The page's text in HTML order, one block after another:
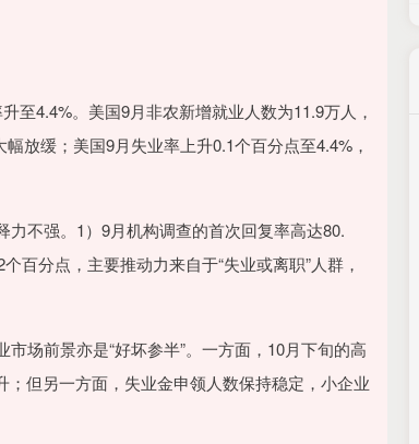
4.4%。美国9月非农新增就业人数为11.9万人，
放缓；美国9月失业率上升0.1个百分点至4.4%，
不强。1）9月机构调查的首次回复率高达80.
百分点，主要推动力来自于“失业或离职”人群，
场前景亦是“好坏参半”。一方面，10月下旬的高
但另一方面，失业金申领人数保持稳定，小企业